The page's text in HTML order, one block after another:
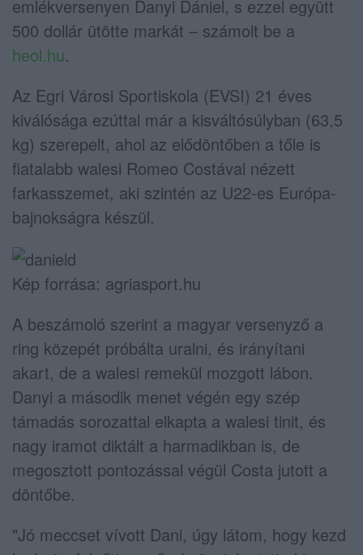
emlékversenyen Danyi Dániel, s ezzel együtt
500 dollár ütötte markát – számolt be a
heol.hu.
Az Egri Városi Sportiskola (EVSI) 21 éves
kiválósága ezúttal már a kisváltósúlyban (63,5
kg) szerepelt, ahol az elődöntőben a tőle is
fiatalabb walesi Romeo Costával nézett
farkasszemet, aki szintén az U22-es Európa-
bajnokságra készül.
Kép forrása: agriasport.hu
A beszámoló szerint a magyar versenyző a
ring közepét próbálta uralni, és irányítani
akart, de a walesi remekül mozgott lábon.
Danyi a második menet végén egy szép
támadás sorozattal elkapta a walesi tinit, és
nagy iramot diktált a harmadikban is, de
megosztott pontozással végül Costa jutott a
döntőbe.
"Jó meccset vívott Dani, úgy látom, hogy kezd